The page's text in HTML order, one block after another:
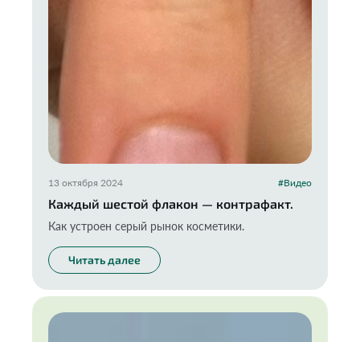
13 октября 2024 #Видео
Каждый шестой флакон — контрафакт.
Как устроен серый рынок косметики.
Читать далее